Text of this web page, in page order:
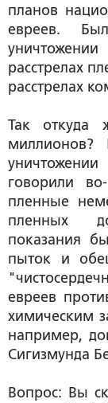
планов
евреев.
расстрелах
расстрелах
Так откуда
миллионов?
говорили
пленные
пленных
показания
пыток и
евреев
химическим
например,
Сигизмунда
Вопрос: Вы